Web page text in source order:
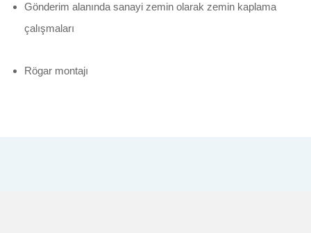
Gönderim alanında sanayi zemin olarak zemin kaplama
çalışmaları
Rögar montajı